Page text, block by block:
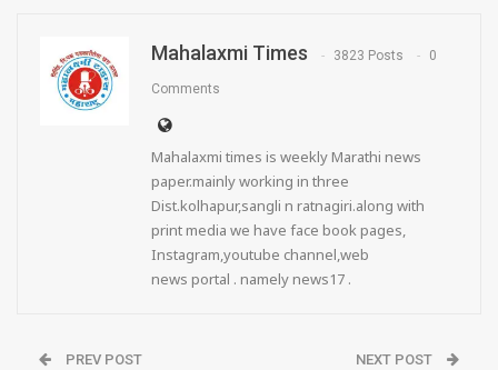
Mahalaxmi Times 3823 Posts 0
Comments
Mahalaxmi times is weekly Marathi news
paper.mainly working in three
Dist.kolhapur,sangli n ratnagiri.along with
print media we have face book pages,
Instagram,youtube channel,web
news portal . namely news17 .
PREV POST NEXT POST